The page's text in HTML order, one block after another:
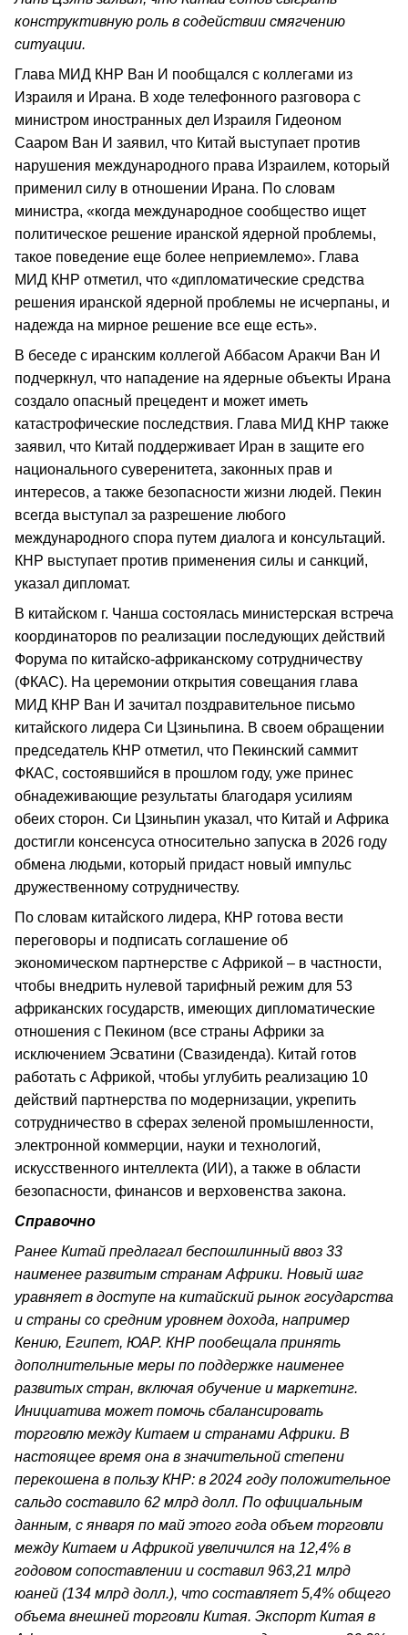
конструктивную роль в содействии смягчению
ситуации.
Глава МИД КНР Ван И пообщался с коллегами из
Израиля и Ирана. В ходе телефонного разговора с
министром иностранных дел Израиля Гидеоном
Сааром Ван И заявил, что Китай выступает против
нарушения международного права Израилем, который
применил силу в отношении Ирана. По словам
министра, «когда международное сообщество ищет
политическое решение иранской ядерной проблемы,
такое поведение еще более неприемлемо». Глава
МИД КНР отметил, что «дипломатические средства
решения иранской ядерной проблемы не исчерпаны, и
надежда на мирное решение все еще есть».
В беседе с иранским коллегой Аббасом Аракчи Ван И
подчеркнул, что нападение на ядерные объекты Ирана
создало опасный прецедент и может иметь
катастрофические последствия. Глава МИД КНР также
заявил, что Китай поддерживает Иран в защите его
национального суверенитета, законных прав и
интересов, а также безопасности жизни людей. Пекин
всегда выступал за разрешение любого
международного спора путем диалога и консультаций.
КНР выступает против применения силы и санкций,
указал дипломат.
В китайском г. Чанша состоялась министерская встреча
координаторов по реализации последующих действий
Форума по китайско-африканскому сотрудничеству
(ФКАС). На церемонии открытия совещания глава
МИД КНР Ван И зачитал поздравительное письмо
китайского лидера Си Цзиньпина. В своем обращении
председатель КНР отметил, что Пекинский саммит
ФКАС, состоявшийся в прошлом году, уже принес
обнадеживающие результаты благодаря усилиям
обеих сторон. Си Цзиньпин указал, что Китай и Африка
достигли консенсуса относительно запуска в 2026 году
обмена людьми, который придаст новый импульс
дружественному сотрудничеству.
По словам китайского лидера, КНР готова вести
переговоры и подписать соглашение об
экономическом партнерстве с Африкой – в частности,
чтобы внедрить нулевой тарифный режим для 53
африканских государств, имеющих дипломатические
отношения с Пекином (все страны Африки за
исключением Эсватини (Свазиденда). Китай готов
работать с Африкой, чтобы углубить реализацию 10
действий партнерства по модернизации, укрепить
сотрудничество в сферах зеленой промышленности,
электронной коммерции, науки и технологий,
искусственного интеллекта (ИИ), а также в области
безопасности, финансов и верховенства закона.
Справочно
Ранее Китай предлагал беспошлинный ввоз 33
наименее развитым странам Африки. Новый шаг
уравняет в доступе на китайский рынок государства
и страны со средним уровнем дохода, например
Кению, Египет, ЮАР. КНР пообещала принять
дополнительные меры по поддержке наименее
развитых стран, включая обучение и маркетинг.
Инициатива может помочь сбалансировать
торговлю между Китаем и странами Африки. В
настоящее время она в значительной степени
перекошена в пользу КНР: в 2024 году положительное
сальдо составило 62 млрд долл. По официальным
данным, с января по май этого года объем торговли
между Китаем и Африкой увеличился на 12,4% в
годовом сопоставлении и составил 963,21 млрд
юаней (134 млрд долл.), что составляет 5,4% общего
объема внешней торговли Китая. Экспорт Китая в